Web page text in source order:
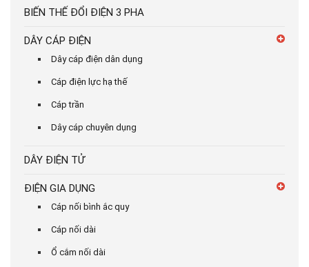
BIẾN THẾ ĐỔI ĐIỆN 3 PHA
DÂY CÁP ĐIỆN
Dây cáp điện dân dụng
Cáp điện lực hạ thế
Cáp trần
Dây cáp chuyên dụng
DÂY ĐIỆN TỬ
ĐIỆN GIA DỤNG
Cáp nối bình ắc quy
Cáp nối dài
Ổ cắm nối dài